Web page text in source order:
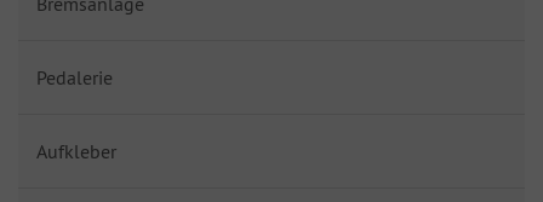
Pedalerie
Aufkleber